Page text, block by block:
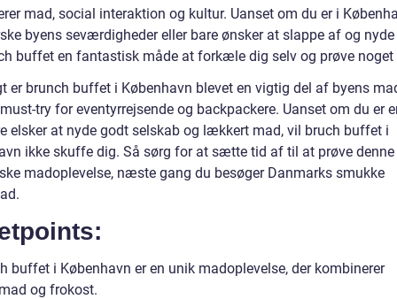
mad, social interaktion og kultur. Uanset om du er i
byens seværdigheder eller bare ønsker at slappe af og nyde
buffet en fantastisk måde at forkæle dig selv og prøve noget
er brunch buffet i København blevet en vigtig del af byens
try for eventyrrejsende og backpackere. Uanset om du er
elsker at nyde godt selskab og lækkert mad, vil bruch buffet i
ikke skuffe dig. Så sørg for at sætte tid af til at prøve denne
madoplevelse, næste gang du besøger Danmarks smukke
buffet i København er en unik madoplevelse, der kombinerer
og frokost.